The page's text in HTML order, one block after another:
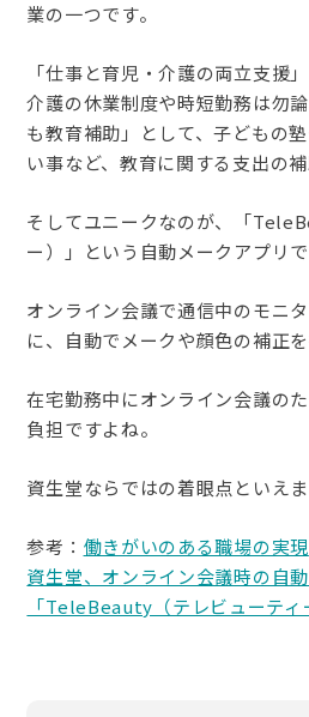
業の一つです。
「仕事と育児・介護の両立支援
介護の休業制度や時短勤務は勿
も教育補助」として、子どもの
い事など、教育に関する支出の補
そしてユニークなのが、「
ー）」という自動メークアプリで
オンライン会議で通信中のモニ
に、自動でメークや顔色の補正を
在宅勤務中にオンライン会議の
負担ですよね。
資生堂ならではの着眼点といえま
参考： 働きがいのある職場の実現
資生堂、オンライン会議時の自
「TeleBeauty（テレビューティ